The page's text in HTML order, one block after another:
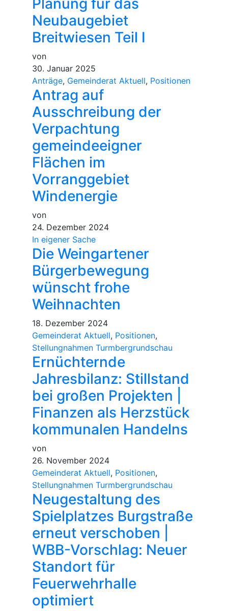
Planung für das
Neubaugebiet
Breitwiesen Teil I
von
30. Januar 2025
Anträge, Gemeinderat Aktuell, Positionen
Antrag auf
Ausschreibung der
Verpachtung
gemeindeeigner
Flächen im
Vorranggebiet
Windenergie
von
24. Dezember 2024
In eigener Sache
Die Weingartener
Bürgerbewegung
wünscht frohe
Weihnachten
18. Dezember 2024
Gemeinderat Aktuell, Positionen,
Stellungnahmen Turmbergrundschau
Ernüchternde
Jahresbilanz: Stillstand
bei großen Projekten |
Finanzen als Herzstück
kommunalen Handelns
von
26. November 2024
Gemeinderat Aktuell, Positionen,
Stellungnahmen Turmbergrundschau
Neugestaltung des
Spielplatzes Burgstraße
erneut verschoben |
WBB-Vorschlag: Neuer
Standort für
Feuerwehrhalle
optimiert